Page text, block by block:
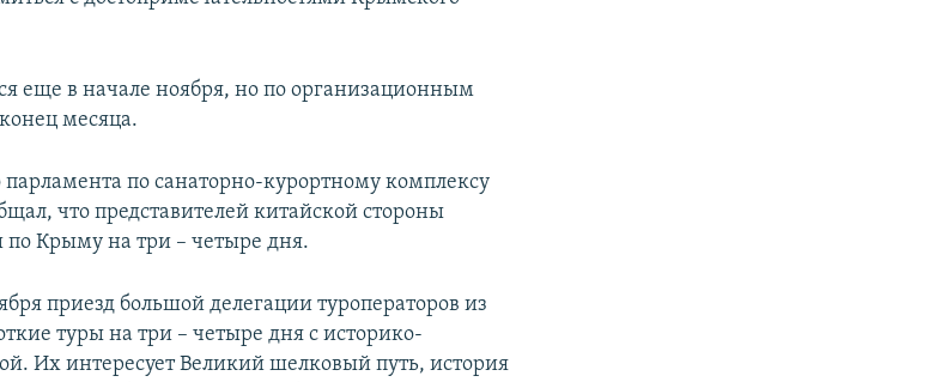
еще в начале ноября, но по организационным
месяца.
по санаторно-курортному комплексу
что представителей китайской стороны
по Крыму на три – четыре дня.
приезд большой делегации туроператоров из
туры на три – четыре дня с историко-
Их интересует Великий шелковый путь, история